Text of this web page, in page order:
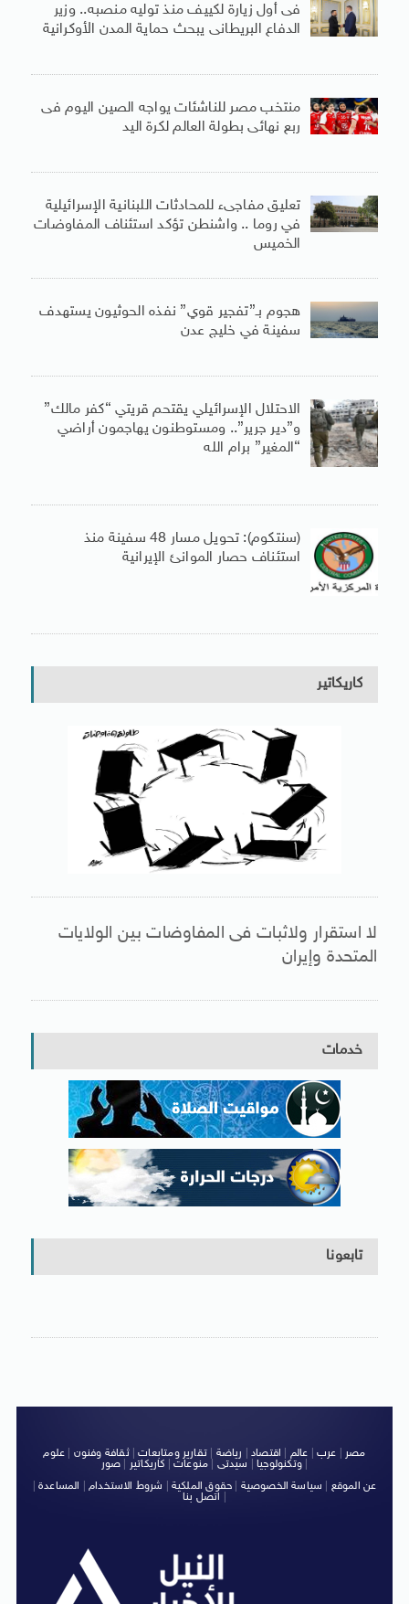
فى أول زيارة لكييف منذ توليه منصبه.. وزير
الدفاع البريطانى يبحث حماية المدن الأوكرانية
منتخب مصر للناشئات يواجه الصين اليوم فى
ربع نهائى بطولة العالم لكرة اليد
تعليق مفاجىء للمحادثات اللبنانية الإسرائيلية
في روما .. واشنطن تؤكد استئناف المفاوضات
الخميس
هجوم بـ”تفجير قوي” نفذه الحوثيون يستهدف
سفينة في خليج عدن
الاحتلال الإسرائيلي يقتحم قريتي “كفر مالك”
و”دير جرير”.. ومستوطنون يهاجمون أراضي
“المغير” برام الله
(سنتكوم): تحويل مسار 48 سفينة منذ
استئناف حصار الموانئ الإيرانية
كاريكاتير
لا استقرار ولاثبات فى المفاوضات بين الولايات
المتحدة وإيران
خدمات
تابعونا
مصر عرب عالم اقتصاد رياضة |تقارير ومتابعات|ثقافة وفنون
علوم
وتكنولوجيا| سيدتى منوعات كاريكاتير صور
|
عن الموقع
سياسة الخصوصية حقوق الملكية شروط الاستخدام| المساعدة|
اتصل بنا